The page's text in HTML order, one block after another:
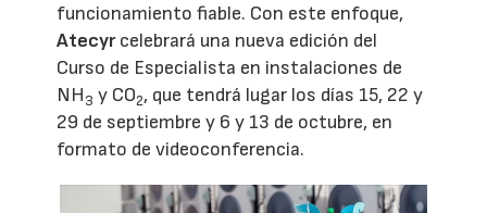
funcionamiento fiable. Con este enfoque,
Atecyrcelebrará una nueva edición del
Curso de Especialista en instalaciones de
NH3 y CO2, que tendrá lugar los días 15, 22 y
29 de septiembre y 6 y 13 de octubre, en
formato de videoconferencia.